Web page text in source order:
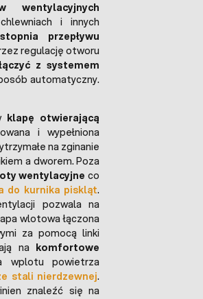
wentylacyjnych
i innych
przepływu
regulację otworu
z systemem
automatyczny.
klapę otwierającą
i wypełniona
na zginanie
a dworem. Poza
wentylacyjne co
do kurnika piskląt.
pozwala na
wlotowa łączona
za pomocą linki
na komfortowe
wplotu powietrza
stali nierdzewnej.
znaleźć się na